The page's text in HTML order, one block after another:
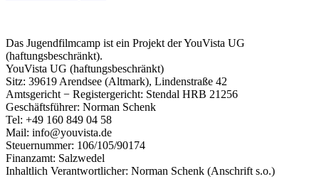
Das Jugendfilmcamp ist ein Projekt der YouVista UG
(haftungsbeschränkt).
YouVista UG (haftungsbeschränkt)
Sitz: 39619 Arendsee (Altmark), Lindenstraße 42
Amtsgericht − Registergericht: Stendal HRB 21256
Geschäftsführer: Norman Schenk
Tel: +49 160 849 04 58
Mail: info@youvista.de
Steuernummer: 106/105/90174
Finanzamt: Salzwedel
Inhaltlich Verantwortlicher: Norman Schenk (Anschrift s.o.)